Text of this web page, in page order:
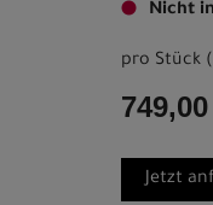
Nicht
pro Stück
Jetzt